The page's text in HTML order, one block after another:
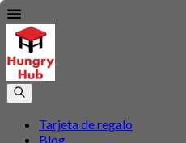
Tarjeta de regalo
Blog